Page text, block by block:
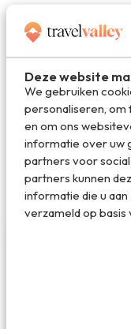
Deze website
We gebruiken
personaliseren, om
en om ons
informatie over uw
partners voor
partners kunnen
informatie die u
verzameld op basis